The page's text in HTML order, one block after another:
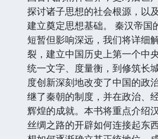
探讨诸子思想的社会根源，以
建立奠定思想基础。 秦汉帝国
短暂但影响深远，我们将详细
裂，建立中国历史上第一个中
统一文字、度量衡，到修筑长
度创新深刻地改变了中国的政
继了秦朝的制度，并在政治、
辉煌的成就。本书将重点介绍
丝绸之路的开辟如何连接起东